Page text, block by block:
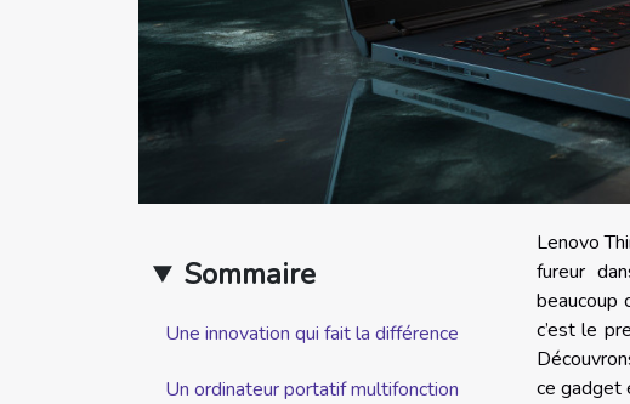
Sommaire
Une innovation qui fait la différence
Un ordinateur portatif multifonction
Lenovo
fureur
beaucoup
c’est le
ce gadget